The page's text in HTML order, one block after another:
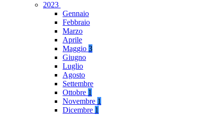
2023
Gennaio
Febbraio
Marzo
Aprile
Maggio 3
Giugno
Luglio
Agosto
Settembre
Ottobre 1
Novembre 1
Dicembre 1